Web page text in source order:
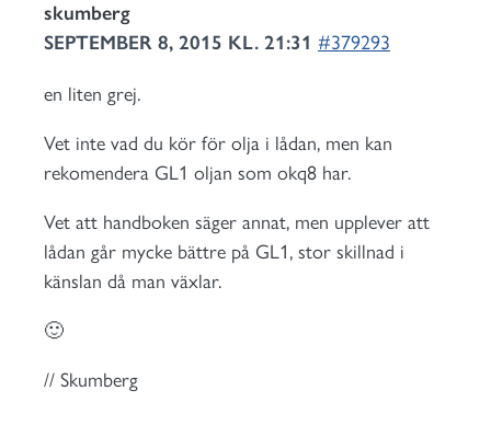
skumberg
SEPTEMBER 8, 2015 KL. 21:31 #379293
en liten grej.
Vet inte vad du kör för olja i lådan, men kan
rekomendera GL1 oljan som okq8 har.
Vet att handboken säger annat, men upplever att
lådan går mycke bättre på GL1, stor skillnad i
känslan då man växlar.
🙂
// Skumberg